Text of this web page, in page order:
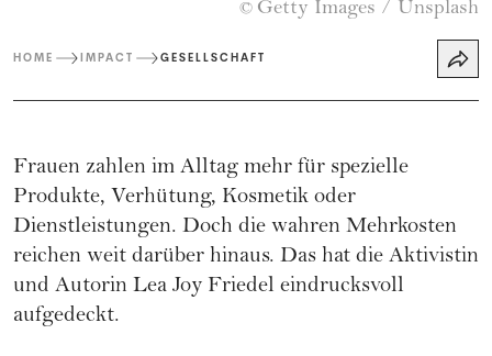
© Getty Images / Unsplash
HOME IMPACT GESELLSCHAFT
Frauen zahlen im Alltag mehr für spezielle
Produkte, Verhütung, Kosmetik oder
Dienstleistungen. Doch die wahren Mehrkosten
reichen weit darüber hinaus. Das hat die Aktivistin
und Autorin Lea Joy Friedel eindrucksvoll
aufgedeckt.